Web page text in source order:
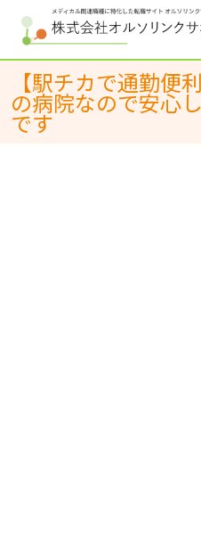
【駅チカで通勤便
の病院なので安心
です